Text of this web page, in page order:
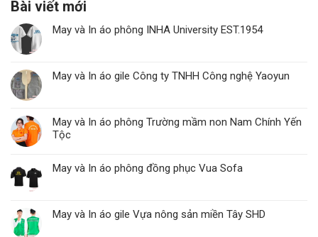
Bài viết mới
May và In áo phông INHA University EST.1954
May và In áo gile Công ty TNHH Công nghệ Yaoyun
May và In áo phông Trường mầm non Nam Chính Yến
Tộc
May và In áo phông đồng phục Vua Sofa
May và In áo gile Vựa nông sản miền Tây SHD